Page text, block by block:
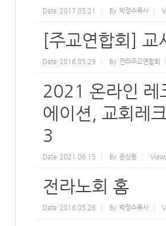
Date 2017.05.21 By 박정수목사
[주교연합회]
Date 2016.05.29 By 전라주교연합회
2021 온라인 레
에이션, 교회레
3
Date 2021.06.15 By 윤상용
전라노회 홈
Date 2016.05.26 By 박정수목사